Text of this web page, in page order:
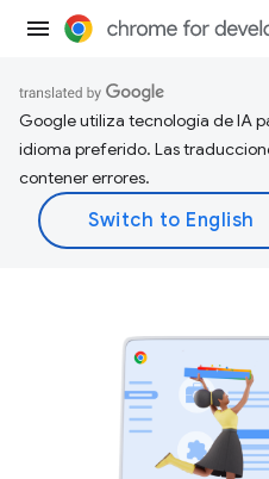
Google utiliza tecnología de IA
idioma preferido. Las
contener errores.